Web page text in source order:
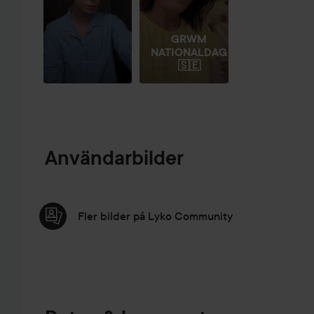
GRWM
NATIONALDAG
🇸🇪
Användarbilder
Fler bilder på Lyko Community